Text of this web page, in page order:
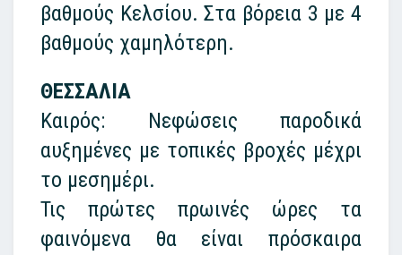
βαθμούς Κελσίου. Στα βόρεια 3 με 4
βαθμούς χαμηλότερη.
ΘΕΣΣΑΛΙΑ
Καιρός: Νεφώσεις παροδικά
αυξημένες με τοπικές βροχές μέχρι
το μεσημέρι.
Τις πρώτες πρωινές ώρες τα
φαινόμενα θα είναι πρόσκαιρα